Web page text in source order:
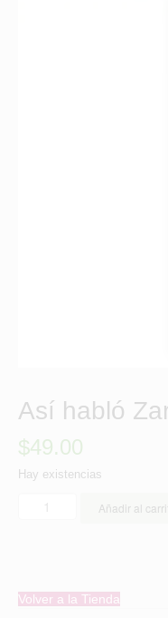
Así habló
$49.00
Hay existencias
Nietzsche,
Edt.
Añadir al
Volver a la Tienda